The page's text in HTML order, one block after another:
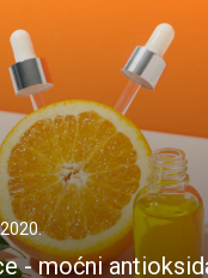
- moćni